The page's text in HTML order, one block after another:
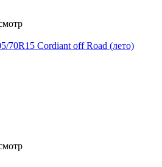
70R15 Cordiant off Road (лето)